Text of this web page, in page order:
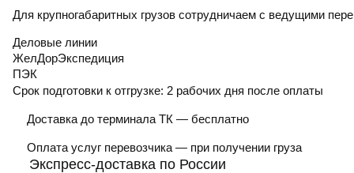
Для крупногабаритных грузов сотрудничаем с ведущими
Деловые линии
ЖелДорЭкспедиция
ПЭК
Срок подготовки к отгрузке: 2 рабочих дня после оплаты
Доставка до терминала ТК — бесплатно
Оплата услуг перевозчика — при получении груза
Экспресс-доставка по России